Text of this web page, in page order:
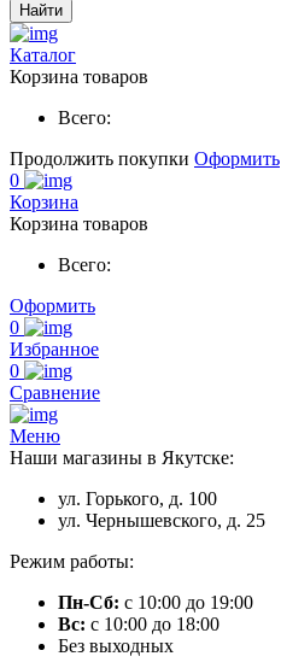
Найти
Каталог
Корзина товаров
Всего:
Продолжить покупки Оформить
0
Корзина
Корзина товаров
Всего:
Оформить
0
Избранное
0
Сравнение
Меню
Наши магазины в Якутске:
ул. Горького, д. 100
ул. Чернышевского, д. 25
Режим работы:
Пн-Сб: с 10:00 до 19:00
Вс: с 10:00 до 18:00
Без выходных